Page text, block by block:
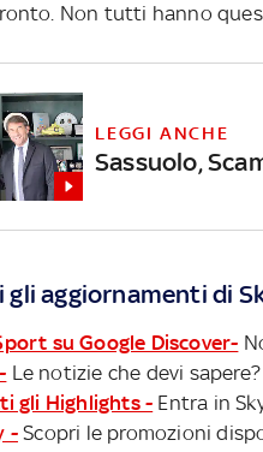
Non tutti hanno
LEGGI ANCHE
Sassuolo,
aggiornamenti di
su Google Discover-
Le notizie che devi
gli Highlights - Entra in
-Scopri le promozioni